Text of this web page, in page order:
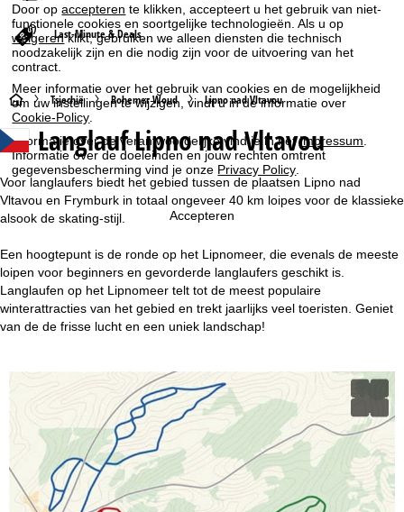
Door opaccepteren te klikken, accepteert u het gebruik van niet-
functionele cookies en soortgelijke technologieën. Als u op
weigerenklikt, gebruiken we alleen diensten die technisch
noodzakelijk zijn en die nodig zijn voor de uitvoering van het
contract.
Meer informatie over het gebruik van cookies en de mogelijkheid
om uw instellingen te wijzigen, vindt u in de informatie over
Cookie-Policy
Informatie over de verantwoordelijke vind je in hetImpressum
Informatie over de doeleinden en jouw rechten omtrent
gegevensbescherming vind je onze Privacy Policy
Accepteren
Last-Minute & Deals
S
a
r
p
a
Tsjechië Bohemer Woud Lipno nad Vltavou
Langlauf Lipno nad Vltavou
Voor langlaufers biedt het gebied tussen de plaatsen Lipno nad
Vltavou en Frymburk in totaal ongeveer 40 km loipes voor de klassieke
alsook de skating-stijl.
Een hoogtepunt is de ronde op het Lipnomeer, die evenals de meeste
loipen voor beginners en gevorderde langlaufers geschikt is.
Langlaufen op het Lipnomeer telt tot de meest populaire
winterattracties van het gebied en trekt jaarlijks veel toeristen. Geniet
van de de frisse lucht en een uniek landschap!